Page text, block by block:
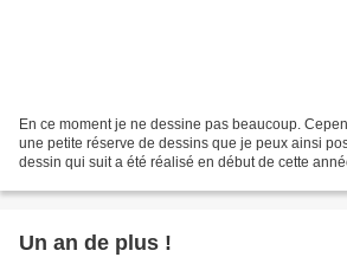
En ce moment je ne dessine pas beaucoup.
une petite réserve de dessins que je peux ainsi
dessin qui suit a été réalisé en début de cette
Un an de plus !